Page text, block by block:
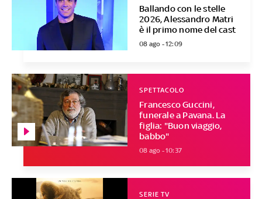
Ballando con le stelle
2026, Alessandro Matri
è il primo nome del cast
08 ago - 12:09
Francesco Guccini,
funerale a Pavana. La
figlia: "Buon viaggio,
babbo"
SPETTACOLO
08 ago - 10:37
SERIE TV